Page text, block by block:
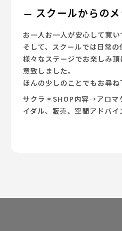
スクールからの
お一人お一人が安心して寛い
そして、スクールでは日常
様々なステージでお楽しみ
意致しました。
ほんの少しのことでもお尋ね
サクラ＊SHOP内容→アロマ
イダル、販売、空間アドバイ